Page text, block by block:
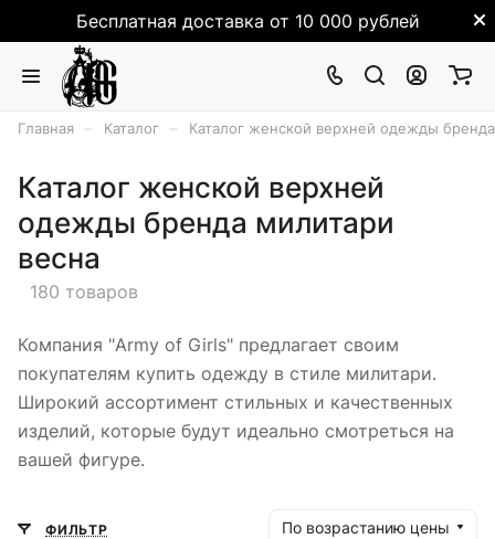
Бесплатная доставка от 10 000 рублей
Главная Каталог Каталог женской верхней одежды
Каталог женской верхней
одежды бренда милитари
весна
180 товаров
Компания "Army of Girls" предлагает своим
покупателям купить одежду в стиле милитари.
Широкий ассортимент стильных и качественных
изделий, которые будут идеально смотреться на
вашей фигуре.
ФИЛЬТР По возрастанию цены